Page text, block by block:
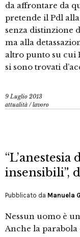
da affrontare da
pretende il Pdl
senza distinzione
ma alla
altro punto su cui
si sono trovati
9 Luglio 2013
attualità /lavoro
insensibili”,
Pubblicato da Manuela
Nessun uomo è
Anche la